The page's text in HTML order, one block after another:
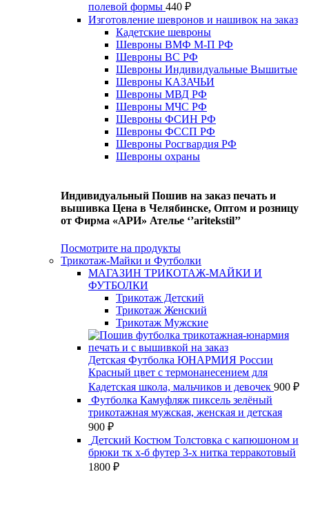
полевой формы 440 ₽
Изготовление шевронов и нашивок на заказ
Кадетские шевроны
Шевроны ВМФ М-П РФ
Шевроны ВС РФ
Шевроны Индивидуальные Вышитые
Шевроны КАЗАЧЬИ
Шевроны МВД РФ
Шевроны МЧС РФ
Шевроны ФСИН РФ
Шевроны ФССП РФ
Шевроны Росгвардия РФ
Шевроны охраны
Индивидуальный Пошив на заказ печать и
вышивка Цена в Челябинске, Оптом и розницу
от Фирма «АРИ» Ателье ‘’aritekstil’’
Посмотрите на продукты
Трикотаж-Майки и Футболки
МАГАЗИН ТРИКОТАЖ-МАЙКИ И
ФУТБОЛКИ
Трикотаж Детский
Трикотаж Женский
Трикотаж Мужские
Детская Футболка ЮНАРМИЯ России
Красный цвет с термонанесением для
Кадетская школа, мальчиков и девочек 900 ₽
Футболка Камуфляж пиксель зелёный
трикотажная мужская, женская и детская
900 ₽
Детский Костюм Толстовка с капюшоном и
брюки тк х-б футер 3-х нитка терракотовый
1800 ₽